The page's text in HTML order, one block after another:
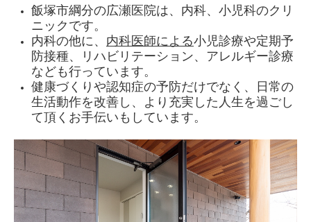
飯塚市綱分の広瀬医院は、 内科、小児科のクリ
ニックです。
内科の他に、 内科医師による小児診療や定期予
防接種、リハビリテーション、アレルギー診療
なども行っています。
健康づくりや認知症の予防だけでなく、日常の
生活動作を改善し、より充実した人生を過ごし
て頂くお手伝いもしています。